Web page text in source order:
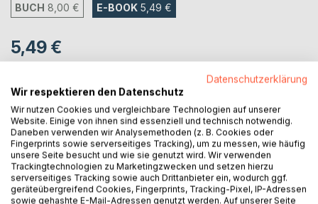
BUCH 8,00 € E-BOOK 5,49 €
5,49 €
IN DEN WARENKORB
Auf die Merkliste
Titel bewerten
Datenschutzerklärung
Wir respektieren den Datenschutz
Wir nutzen Cookies und vergleichbare Technologien auf unserer
Website. Einige von ihnen sind essenziell und technisch notwendig.
Daneben verwenden wir Analysemethoden (z. B. Cookies oder
Fingerprints sowie serverseitiges Tracking), um zu messen, wie häufig
unsere Seite besucht und wie sie genutzt wird. Wir verwenden
Trackingtechnologien zu Marketingzwecken und setzen hierzu
serverseitiges Tracking sowie auch Drittanbieter ein, wodurch ggf.
geräteübergreifend Cookies, Fingerprints, Tracking-Pixel, IP-Adressen
sowie gehashte E-Mail-Adressen genutzt werden. Auf unserer Seite